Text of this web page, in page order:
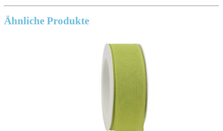
Ähnliche Produkte